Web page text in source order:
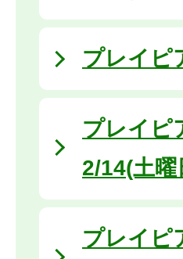
プレイピ
プレイピ
2/14(土曜
プレイピ